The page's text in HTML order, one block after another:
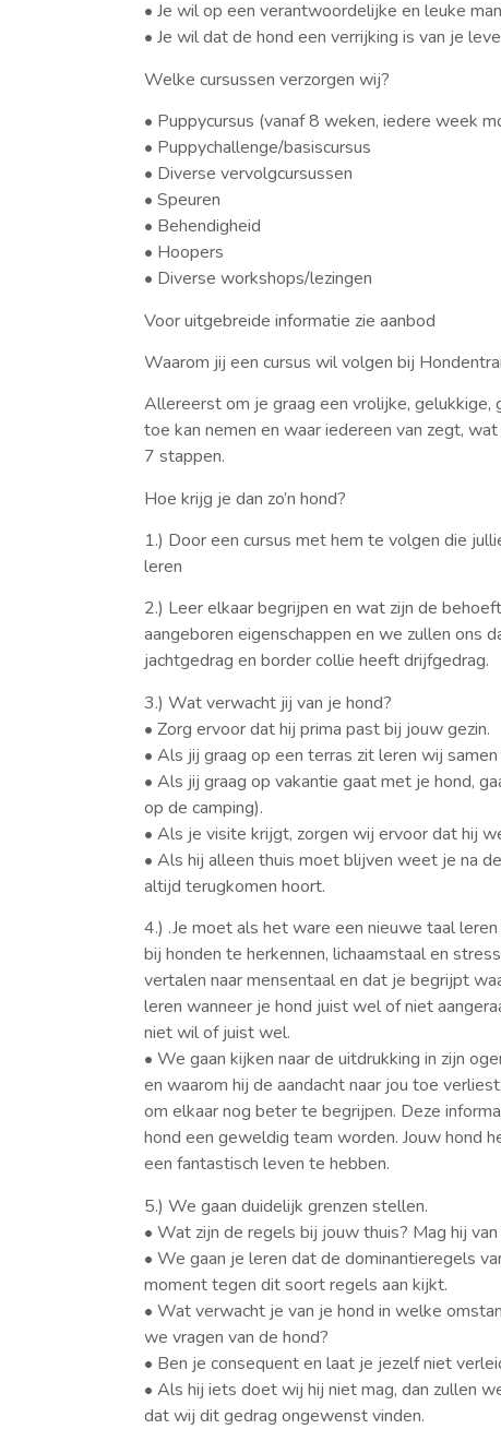
• Je wil op een verantwoordelijke en leuke
• Je wil dat de hond een verrijking is van je
Welke cursussen verzorgen wij?
• Puppycursus (vanaf 8 weken, iedere week
• Puppychallenge/basiscursus
• Diverse vervolgcursussen
• Speuren
• Behendigheid
• Hoopers
• Diverse workshops/lezingen
Voor uitgebreide informatie zie aanbod
Waarom jij een cursus wil volgen bij
Allereerst om je graag een vrolijke, gelukkige,
toe kan nemen en waar iedereen van zegt,
7 stappen.
Hoe krijg je dan zo’n hond?
1.) Door een cursus met hem te volgen die
leren
2.) Leer elkaar begrijpen en wat zijn de
aangeboren eigenschappen en we zullen ons
jachtgedrag en border collie heeft drijfgedrag.
3.) Wat verwacht jij van je hond?
• Zorg ervoor dat hij prima past bij jouw gezin.
• Als jij graag op een terras zit leren wij
• Als jij graag op vakantie gaat met je hond,
op de camping).
• Als je visite krijgt, zorgen wij ervoor dat hij
• Als hij alleen thuis moet blijven weet je na
altijd terugkomen hoort.
4.) .Je moet als het ware een nieuwe taal
bij honden te herkennen, lichaamstaal en
vertalen naar mensentaal en dat je begrijpt
leren wanneer je hond juist wel of niet
niet wil of juist wel.
• We gaan kijken naar de uitdrukking in zijn
en waarom hij de aandacht naar jou toe
om elkaar nog beter te begrijpen. Deze
hond een geweldig team worden. Jouw hond
een fantastisch leven te hebben.
5.) We gaan duidelijk grenzen stellen.
• Wat zijn de regels bij jouw thuis? Mag hij
• We gaan je leren dat de dominantieregels
moment tegen dit soort regels aan kijkt.
• Wat verwacht je van je hond in welke
we vragen van de hond?
• Ben je consequent en laat je jezelf niet
• Als hij iets doet wij hij niet mag, dan zullen
dat wij dit gedrag ongewenst vinden.